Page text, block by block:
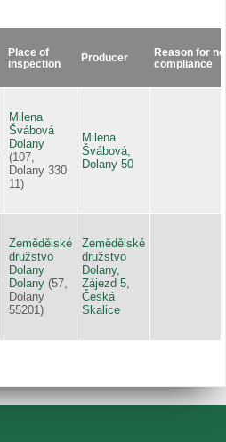
Place of
inspection
Producer
Reason for
compliance
Milena
Švábová
Dolany
(107,
Dolany 330
11)
Milena
Švábová,
Dolany 50
Zemědělské
družstvo
Dolany
Dolany (57,
Dolany
55201)
Zemědělské
družstvo
Dolany,
Zájezd 5,
Česká
Skalice